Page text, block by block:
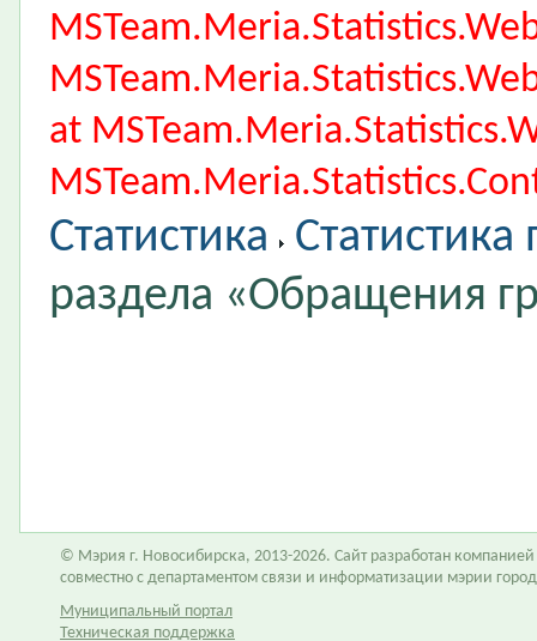
at
Статистика
раздела «Обращения
© Мэрия г. Новосибирска, 2013-2026. Сайт разработан компанией
совместно с департаментом связи и информатизации мэрии
Муниципальный портал
Техническая поддержка